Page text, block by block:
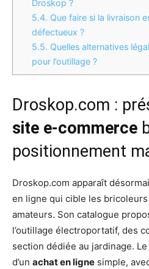
Droskop ?
5.4. Que faire si la livraison
défectueux ?
5.5. Quelles alternatives
pour l’outillage ?
Droskop.com :
site e-commerce
positionnement
Droskop.com apparaît
en ligne qui cible les
amateurs. Son catalogue
l’outillage électroportatif, des
section dédiée au jardinage.
d’un achat en ligne simple,